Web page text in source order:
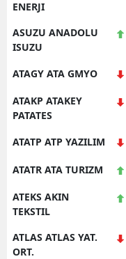
ENERJI
ASUZU ANADOLU
ISUZU
ATAGY ATA GMYO
ATAKP ATAKEY
PATATES
ATATP ATP YAZILIM
ATATR ATA TURIZM
ATEKS AKIN
TEKSTIL
ATLAS ATLAS YAT.
ORT.